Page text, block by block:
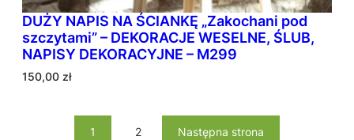
DUŻY NAPIS NA ŚCIANKĘ „Zakochani pod
szczytami” – DEKORACJE WESELNE, ŚLUB,
NAPISY DEKORACYJNE – M299
150,00 zł
1 2 Następna strona